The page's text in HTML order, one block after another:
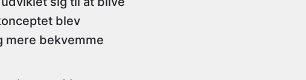
blev
mere bekvemme